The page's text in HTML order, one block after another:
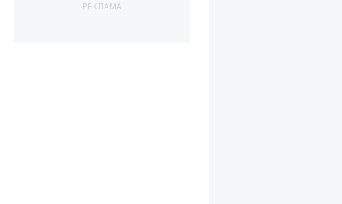
РЕКЛАМА